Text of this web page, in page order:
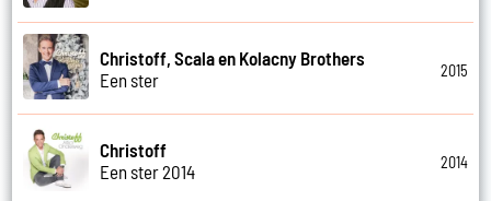
Christoff, Scala en Kolacny Brothers
Een ster
2015
Christoff
Een ster 2014
2014